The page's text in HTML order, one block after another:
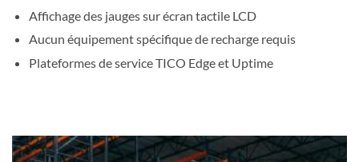
Affichage des jauges sur écran tactile LCD
Aucun équipement spécifique de recharge requis
Plateformes de service TICO Edge et Uptime